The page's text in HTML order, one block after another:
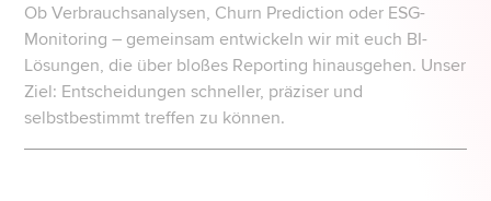
Ob Verbrauchsanalysen, Churn Prediction oder ESG-
Monitoring – gemeinsam entwickeln wir mit euch BI-
Lösungen, die über bloßes Reporting hinausgehen. Unser
Ziel: Entscheidungen schneller, präziser und
selbstbestimmt treffen zu können.